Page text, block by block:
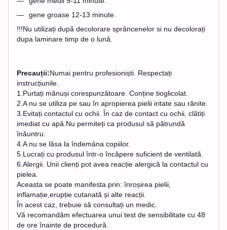
gene groase 12-13 minute.
!!!Nu utilizați după decolorare sprâncenelor si nu decolorați
dupa laminare timp de o lună.
Precauții:Numai pentru profesioniști. Respectați
instrucțiunile.
1.Purtați mănuși corespunzătoare. Conține tioglicolat.
2.A nu se utiliza pe sau în apropierea pielii iritate sau rănite.
3.Evitați contactul cu ochii. În caz de contact cu ochii, clătiți
imediat cu apă.Nu permiteți ca produsul să pătrundă
înăuntru.
4.A nu se lăsa la îndemâna copiilor.
5.Lucrați cu produsul într-o încăpere suficient de ventilată.
6.Alergii. Unii clienți pot avea reacție alergică la contactul cu
pielea.
Aceasta se poate manifesta prin: înroșirea pielii,
inflamație,erupție cutanată și alte reacții.
În acest caz, trebuie să consultați un medic.
Vă recomandăm efectuarea unui test de sensibilitate cu 48
de ore înainte de procedură.